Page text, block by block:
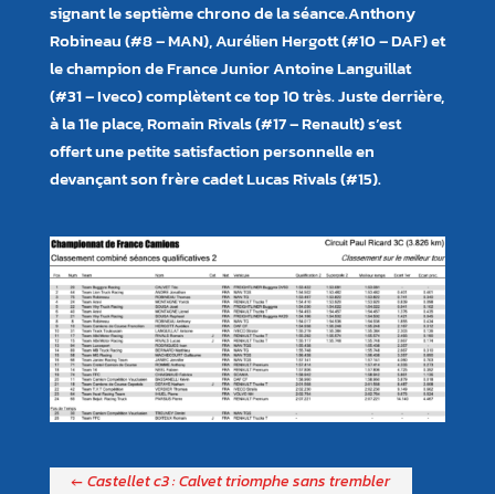
signant le septième chrono de la séance.Anthony
Robineau (#8 – MAN), Aurélien Hergott (#10 – DAF) et
le champion de France Junior Antoine Languillat
(#31 – Iveco) complètent ce top 10 très. Juste derrière,
à la 11e place, Romain Rivals (#17 – Renault) s’est
offert une petite satisfaction personnelle en
devançant son frère cadet Lucas Rivals (#15).
←Castellet c3 : Calvet triomphe sans trembler